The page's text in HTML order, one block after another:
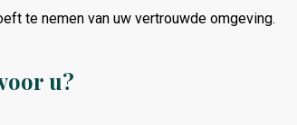
te nemen van uw vertrouwde omgeving.
u?